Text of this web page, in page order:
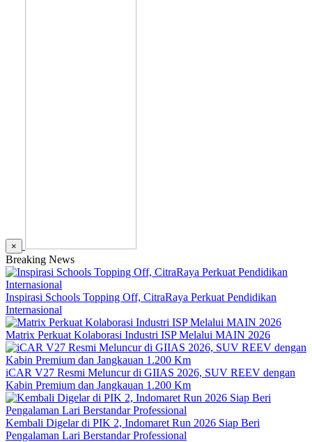
×
Breaking News
Inspirasi Schools Topping Off, CitraRaya Perkuat Pendidikan
Internasional
Matrix Perkuat Kolaborasi Industri ISP Melalui MAIN 2026
iCAR V27 Resmi Meluncur di GIIAS 2026, SUV REEV dengan
Kabin Premium dan Jangkauan 1.200 Km
Kembali Digelar di PIK 2, Indomaret Run 2026 Siap Beri
Pengalaman Lari Berstandar Professional